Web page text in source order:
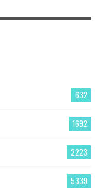
632
1692
2223
5339